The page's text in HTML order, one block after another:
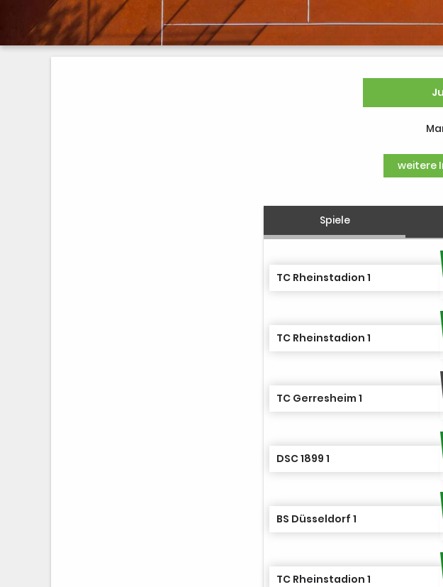
weitere
Spiele
TC Rheinstadion 1
TC Rheinstadion 1
TC Gerresheim 1
DSC 1899 1
BS Düsseldorf 1
TC Rheinstadion 1